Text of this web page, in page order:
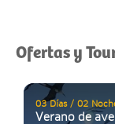
Ofertas y
03 Días / 02
Verano de